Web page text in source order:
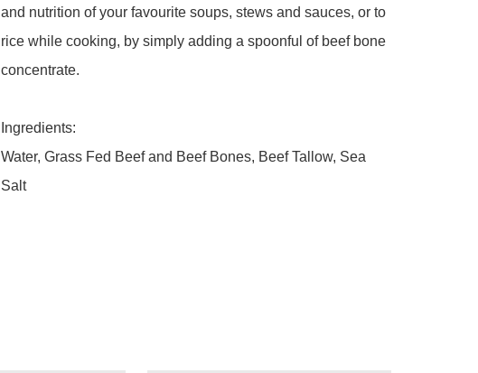
and nutrition of your favourite soups, stews and sauces, or to
rice while cooking, by simply adding a spoonful of beef bone
concentrate.
Ingredients:
Water, Grass Fed Beef and Beef Bones, Beef Tallow, Sea
Salt